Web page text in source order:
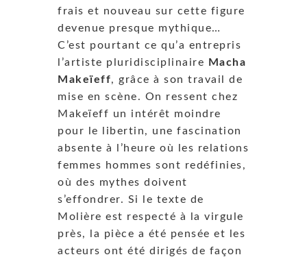
frais et nouveau sur cette figure
devenue presque mythique…
C’est pourtant ce qu’a entrepris
l’artiste pluridisciplinaire
Macha
Makeïeff, grâce à son travail de
mise en scène. On ressent chez
Makeïeff un intérêt moindre
pour le libertin, une fascination
absente à l’heure où les relations
femmes hommes sont redéfinies,
où des mythes doivent
s’effondrer. Si le texte de
Molière est respecté à la virgule
près, la pièce a été pensée et les
acteurs ont été dirigés de façon